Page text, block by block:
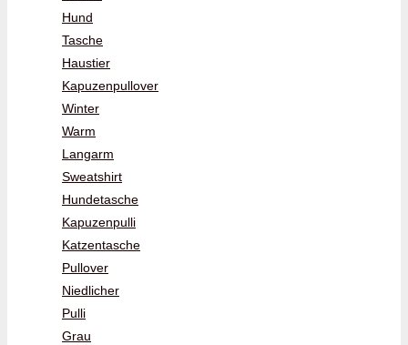
Hund
Tasche
Haustier
Kapuzenpullover
Winter
Warm
Langarm
Sweatshirt
Hundetasche
Kapuzenpulli
Katzentasche
Pullover
Niedlicher
Pulli
Grau